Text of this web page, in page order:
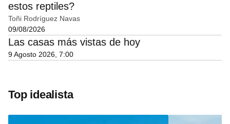
estos reptiles?
Toñi Rodríguez Navas
09/08/2026
Las casas más vistas de hoy
9 Agosto 2026, 7:00
Top idealista